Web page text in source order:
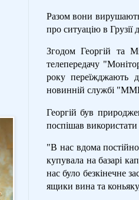
Разом вони вирушають
про ситуацію в
Згодом Георгій та
телепередачу
року переїжджають
новинній службі
Георгій був
поспішав
"В нас вдома
купувала на базарі
нас було безкінечне
ящики вина та